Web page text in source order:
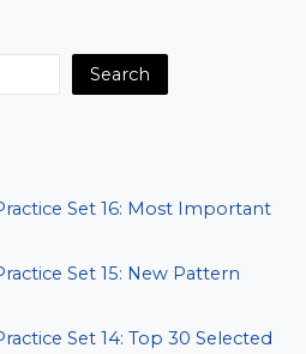
Search
Set 16: Most Important
Set 15: New Pattern
Set 14: Top 30 Selected